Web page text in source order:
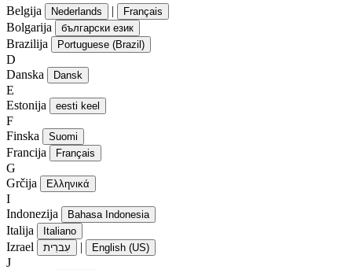
Belgija
Nederlands | Français
Bolgarija български език
Brazilija Portuguese (Brazil)
D
Danska
Dansk
E
Estonija
eesti keel
F
Finska
Suomi
Francija Français
G
Grčija
Ελληνικά
I
Indonezija
Bahasa Indonesia
Italija Italiano
Izrael עִברִית | English (US)
J